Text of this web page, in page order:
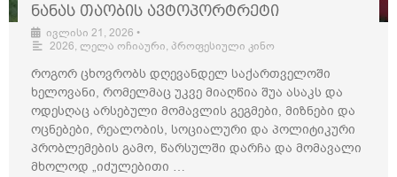
ნანას თაობის ავტოპორტრეტი
ივლისი 21, 2026 •
2026, ლელა ოჩიაური, პროფესიული კინო
როგორ ცხოვრობს დღევანდელ საქართველოში
ხელოვანი, რომელმაც უკვე მიაღწია შუა ასაკს და
ოდესღაც არსებული მომავლის გეგმები, მიზნები და
ოცნებები, რეალობის, სოციალური და პოლიტიკური
პრობლემების გამო, წარსულში დარჩა და მომავალი
მხოლოდ „იძულებითი …